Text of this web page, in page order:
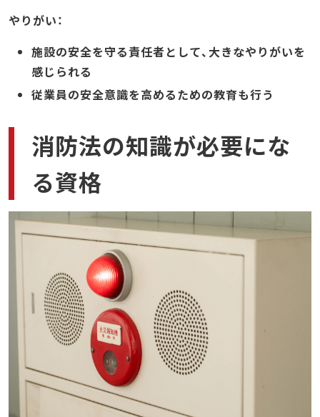
やりがい：
施設の安全を守る責任者として、大きなやりがいを
感じられる
従業員の安全意識を高めるための教育も行う
消防法の知識が必要にな
る資格